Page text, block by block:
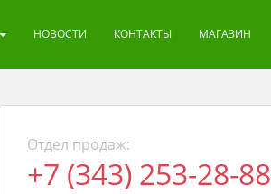
НОВОСТИ КОНТАКТЫ МАГАЗИН
Отдел продаж:
+7 (343) 253-28-88